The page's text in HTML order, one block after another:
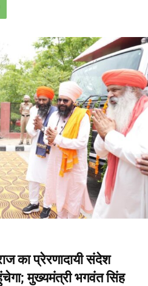
का प्रेरणादायी संदेश
मुख्यमंत्री भगवंत सिंह